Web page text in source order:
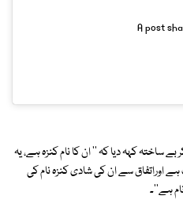
A post
ساختہ کہہ دیا کہ '' ان کا نام کنزہ ہے، یہ
10 سال پرانی بات ہے اوراتفاق سے ان کی شادی کنزہ نام کی
ہے''۔